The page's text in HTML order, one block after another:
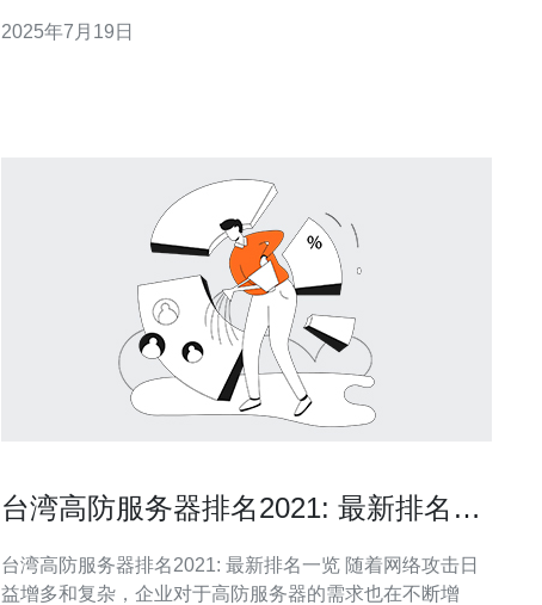
绍高防服务器台湾的优势和特点。 高防服务器是指具有强
2025年7月19日
台湾高防服务器排名2021: 最新排名一
台湾高防服务器排名2021: 最新排名一览 随着网络攻击日
益增多和复杂，企业对于高防服务器的需求也在不断增